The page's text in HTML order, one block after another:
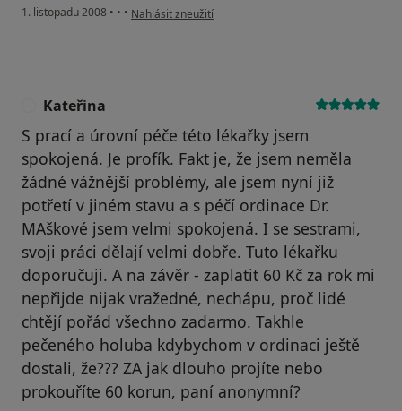
1. listopadu 2008 • • • podle názoru uživatele A.V.............
Nahlásit zneužití
Kateřina
S prací a úrovní péče této lékařky jsem
spokojená. Je profík. Fakt je, že jsem neměla
žádné vážnější problémy, ale jsem nyní již
potřetí v jiném stavu a s péčí ordinace Dr.
MAškové jsem velmi spokojená. I se sestrami,
svoji práci dělají velmi dobře. Tuto lékařku
doporučuji. A na závěr - zaplatit 60 Kč za rok mi
nepřijde nijak vražedné, nechápu, proč lidé
chtějí pořád všechno zadarmo. Takhle
pečeného holuba kdybychom v ordinaci ještě
dostali, že??? ZA jak dlouho projíte nebo
prokouříte 60 korun, paní anonymní?